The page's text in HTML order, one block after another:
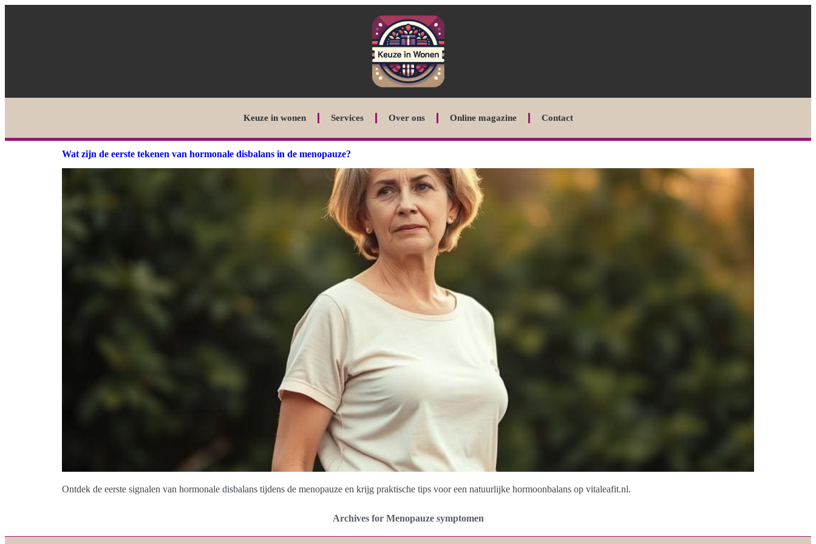
Keuze in wonen Services Over ons Online magazine Contact
Wat zijn de eerste tekenen van hormonale disbalans in de menopauze?
Ontdek de eerste signalen van hormonale disbalans tijdens de menopauze en krijg praktische tips voor een natuurlijke hormoonbalans op vitaleafit.nl.
Archives for Menopauze symptomen